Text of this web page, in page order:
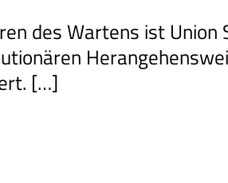
des Wartens ist Union
[…]